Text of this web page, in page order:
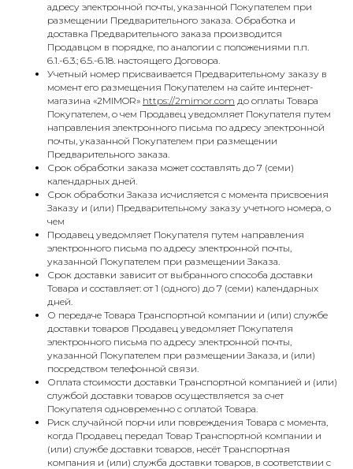
адресу электронной почты, указанной Покупателем при
размещении Предварительного заказа. Обработка и
доставка Предварительного заказа производится
Продавцом в порядке, по аналогии с положениями п.п.
6.1.-6.3.; 6.5.-6.18. настоящего Договора.
Учетный номер присваивается Предварительному заказу в
момент его размещения Покупателем на сайте интернет-
магазина «2MIMOR» https://2mimor.com до оплаты Товара
Покупателем, о чем Продавец уведомляет Покупателя путем
направления электронного письма по адресу электронной
почты, указанной Покупателем при размещении
Предварительного заказа.
Срок обработки заказа может составлять до 7 (семи)
календарных дней.
Срок обработки Заказа исчисляется с момента присвоения
Заказу и (или) Предварительному заказу учетного номера, о
чем
Продавец уведомляет Покупателя путем направления
электронного письма по адресу электронной почты,
указанной Покупателем при размещении Заказа.
Срок доставки зависит от выбранного способа доставки
Товара и составляет: от 1 (одного) до 7 (семи) календарных
дней.
О передаче Товара Транспортной компании и (или) службе
доставки товаров Продавец уведомляет Покупателя
электронного письма по адресу электронной почты,
указанной Покупателем при размещении Заказа, и (или)
посредством телефонной связи.
Оплата стоимости доставки Транспортной компанией и (или)
службой доставки товаров осуществляется за счет
Покупателя одновременно с оплатой Товара.
Риск случайной порчи или повреждения Товара с момента,
когда Продавец передал Товар Транспортной компании и
(или) службе доставки товаров, несёт Транспортная
компания и (или) служба доставки товаров, в соответствии с